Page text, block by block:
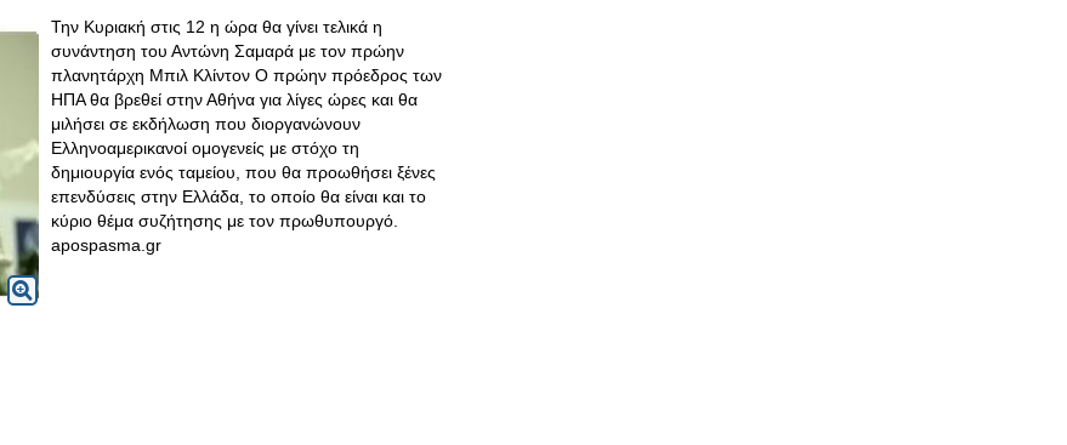
Την Κυριακή στις 12 η ώρα θα γίνει τελικά η
συνάντηση του Αντώνη Σαμαρά με τον πρώην
πλανητάρχη Μπιλ Κλίντον Ο πρώην πρόεδρος των
ΗΠΑ θα βρεθεί στην Αθήνα για λίγες ώρες και θα
μιλήσει σε εκδήλωση που διοργανώνουν
Ελληνοαμερικανοί ομογενείς με στόχο τη
δημιουργία ενός ταμείου, που θα προωθήσει ξένες
επενδύσεις στην Ελλάδα, το οποίο θα είναι και το
κύριο θέμα συζήτησης με τον πρωθυπουργό.
apospasma.gr